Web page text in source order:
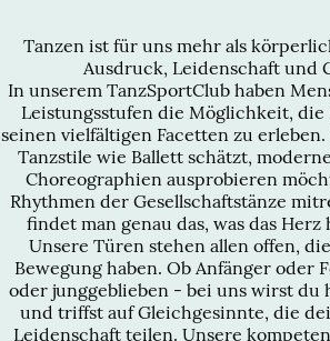
Tanzen ist für uns mehr als
Ausdruck, Leidenschaft und
In unserem TanzSportClub haben
Leistungsstufen die Möglichkeit, die
seinen vielfältigen Facetten zu
Tanzstile wie Ballett schätzt,
Choreographien ausprobieren
Rhythmen der Gesellschaftstänze
findet man genau das, was das Herz
Unsere Türen stehen allen offen,
Bewegung haben. Ob Anfänger oder
oder junggeblieben - bei uns wirst du
und triffst auf Gleichgesinnte, die
Leidenschaft teilen. Unsere